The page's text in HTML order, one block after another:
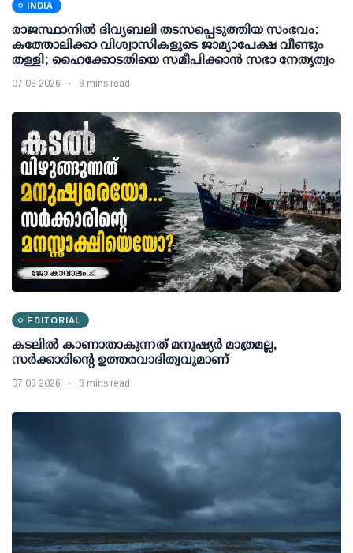
INDIA
രാജസ്ഥാനിൽ ദിവ്യബലി തടസപ്പെടുത്തിയ സംഭവം:
കത്തോലിക്കാ വിശ്വാസികളുടെ ജാമ്യാപേക്ഷ വീണ്ടും
തള്ളി; ഹൈക്കോടതിയെ സമീപിക്കാൻ സഭാ നേതൃത്വം
07 08 2026 8 mins read
EDITORIAL
കടലിൽ കാണാതാകുന്നത് മനുഷ്യർ മാത്രമല്ല,
സർക്കാരിന്റെ ഉത്തരവാദിത്വവുമാണ്
07 08 2026 8 mins read